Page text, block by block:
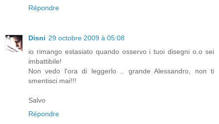
Répondre
Disni 29 octobre 2009 à 05:08
io rimango estasiato quando osservo i tuoi disegni o.o sei
imbattibile!
Non vedo l'ora di leggerlo .. grande Alessandro, non ti
smentisci mai!!!
Salvo
Répondre